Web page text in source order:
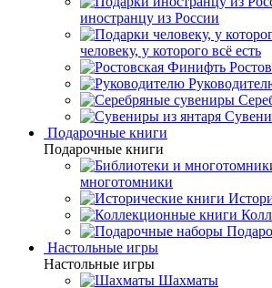
иностранцу из России
человеку, у которого всё есть
Подарочные книги
Подарочные книги
многотомники
Настольные игры
Настольные игры
Шахматы